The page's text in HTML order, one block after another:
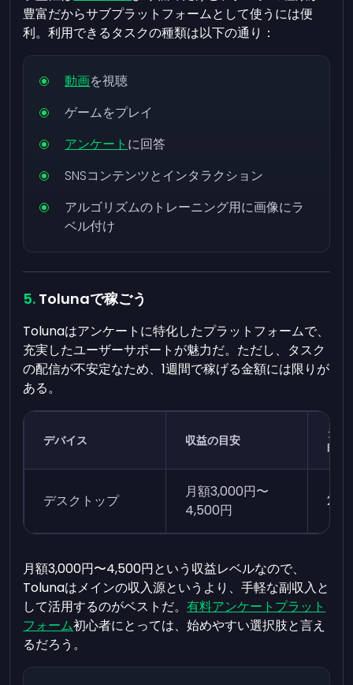
豊富だからサブプラットフォームとして使うには便
利。利用できるタスクの種類は以下の通り：
動画を視聴
ゲームをプレイ
アンケート に回答
SNSコンテンツとインタラクション
アルゴリズムのトレーニング用に画像にラ
ベル付け
Tolunaで稼ごう
Tolunaはアンケートに特化したプラットフォームで、
充実したユーザーサポートが魅力だ。ただし、タスク
の配信が不安定なため、1週間で稼げる金額には限りが
ある。
デバイス 収益の目安
タス
時間
デスクトップ
月額3,000円〜
4,500円
2〜
月額3,000円〜4,500円という収益レベルなので、
Tolunaはメインの収入源というより、手軽な副収入と
して活用するのがベストだ。有料アンケートプラット
フォーム初心者にとっては、始めやすい選択肢と言え
るだろう。